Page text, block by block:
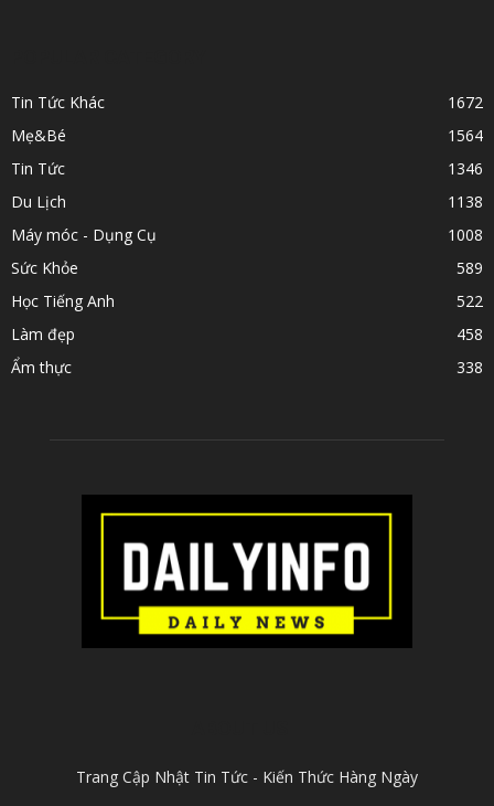
Tin Tức Khác
1672
Mẹ&Bé
1564
Tin Tức
1346
Du Lịch
1138
Máy móc - Dụng Cụ
1008
Sức Khỏe
589
Học Tiếng Anh
522
Làm đẹp
458
Ẩm thực
338
Trang Cập Nhật Tin Tức - Kiến Thức Hàng Ngày